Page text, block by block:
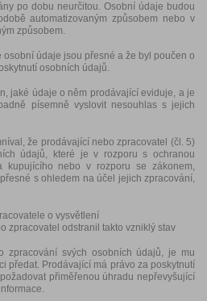
po dobu neurčitou. Osobní údaje budou
automatizovaným způsobem nebo v
způsobem.
osobní údaje jsou přesné a že byl poučen o
osobních údajů.
jaké údaje o něm prodávající eviduje, a je
písemně vyslovit nesouhlas s jejich
že prodávající nebo zpracovatel (čl. 5)
údajů, které je v rozporu s ochranou
kupujícího nebo v rozporu se zákonem,
s ohledem na účel jejich zpracování,
o vysvětlení
zpracovatel odstranil takto vzniklý stav
zpracování svých osobních údajů, je mu
předat. Prodávající má právo za poskytnutí
přiměřenou úhradu nepřevyšující